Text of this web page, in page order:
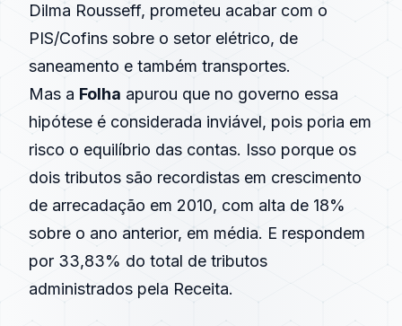
Dilma Rousseff, prometeu acabar com o
PIS/Cofins sobre o setor elétrico, de
saneamento e também transportes.
Mas a Folha apurou que no governo essa
hipótese é considerada inviável, pois poria em
risco o equilíbrio das contas. Isso porque os
dois tributos são recordistas em crescimento
de arrecadação em 2010, com alta de 18%
sobre o ano anterior, em média. E respondem
por 33,83% do total de tributos
administrados pela Receita.